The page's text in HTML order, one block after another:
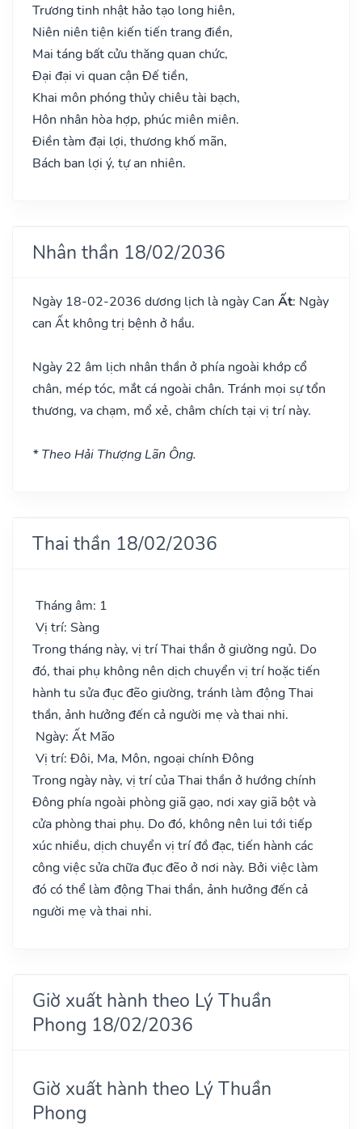
Trương tinh nhật hảo tạo long hiên,
Niên niên tiện kiến tiến trang điền,
Mai táng bất cửu thăng quan chức,
Đại đại vi quan cận Đế tiền,
Khai môn phóng thủy chiêu tài bạch,
Hôn nhân hòa hợp, phúc miên miên.
Điền tàm đại lợi, thương khố mãn,
Bách ban lợi ý, tự an nhiên.
Nhân thần 18/02/2036
Ngày 18-02-2036 dương lịch là ngày Can Ất: Ngày
can Ất không trị bệnh ở hầu.
Ngày 22 âm lịch nhân thần ở phía ngoài khớp cổ
chân, mép tóc, mắt cá ngoài chân. Tránh mọi sự tổn
thương, va chạm, mổ xẻ, châm chích tại vị trí này.
* Theo Hải Thượng Lãn Ông.
Thai thần 18/02/2036
Tháng âm: 1
Vị trí: Sàng
Trong tháng này, vị trí Thai thần ở giường ngủ. Do
đó, thai phụ không nên dịch chuyển vị trí hoặc tiến
hành tu sửa đục đẽo giường, tránh làm động Thai
thần, ảnh hưởng đến cả người mẹ và thai nhi.
Ngày: Ất Mão
Vị trí: Đôi, Ma, Môn, ngoại chính Đông
Trong ngày này, vị trí của Thai thần ở hướng chính
Đông phía ngoài phòng giã gạo, nơi xay giã bột và
cửa phòng thai phụ. Do đó, không nên lui tới tiếp
xúc nhiều, dịch chuyển vị trí đồ đạc, tiến hành các
công việc sửa chữa đục đẽo ở nơi này. Bởi việc làm
đó có thể làm động Thai thần, ảnh hưởng đến cả
người mẹ và thai nhi.
Giờ xuất hành theo Lý Thuần
Phong 18/02/2036
Giờ xuất hành theo Lý Thuần
Phong